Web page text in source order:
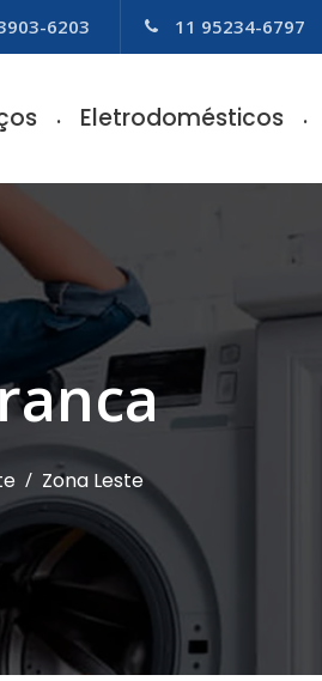
6203 11 95234-6797
Eletrodomésticos
/ Zona Leste